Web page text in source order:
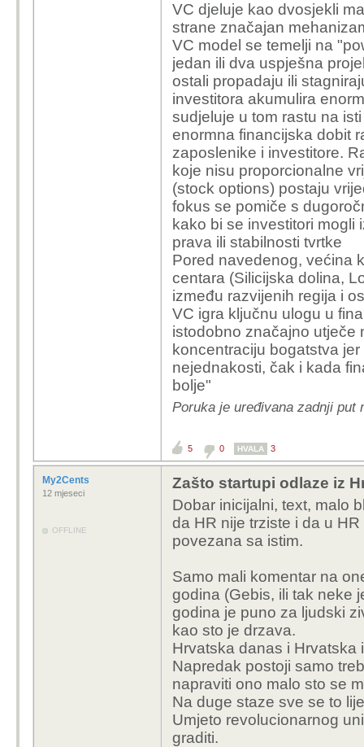
VC djeluje kao dvosjekli
strane značajan
VC model se temelji na
jedan ili dva uspješna
ostali propadaju ili
investitora akumulira
sudjeluje u tom rastu na
enormna financijska dobit
zaposlenike i investitore.
koje nisu proporcionalne
(stock options) postaju
fokus se pomiče s
kako bi se investitori mogli
prava ili stabilnosti tvrtke
Pored navedenog, većina
centara (Silicijska dolina,
između razvijenih regija i
VC igra ključnu ulogu u
istodobno značajno utječe
koncentraciju bogatstva
nejednakosti, čak i kada
bolje"
Poruka je uređivana zadnji put
5 0 HVALA 3
My2Cents
12 mjeseci
OFFLINE
Zašto startupi odlaze iz
Dobar inicijalni, text, malo
da HR nije trziste i da u
povezana sa istim.
Samo mali komentar na
godina (Gebis, ili tak neke
godina je puno za ljudski
kao sto je drzava.
Hrvatska danas i
Napredak postoji samo
napraviti ono malo sto se
Na duge staze sve se to
Umjeto revolucionarnog
graditi.